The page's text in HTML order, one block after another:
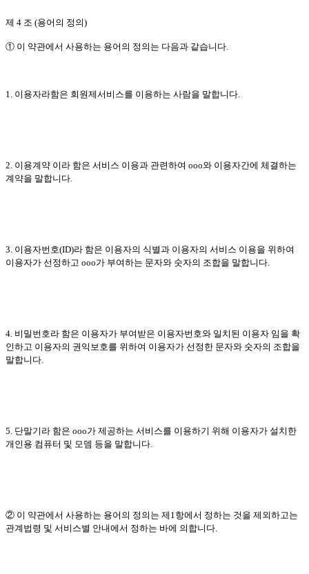
제 4 조 (용어의 정의)
① 이 약관에서 사용하는 용어의 정의는 다음과 같습니다.
1. 이용자라함은 회원제서비스를 이용하는 사람을 말합니다.
2. 이용계약 이라 함은 서비스 이용과 관련하여 ooo와 이용자간에 체결하는
계약을 말합니다.
3. 이용자번호(ID)라 함은 이용자의 식별과 이용자의 서비스 이용을 위하여
이용자가 선정하고 ooo가 부여하는 문자와 숫자의 조합을 말합니다.
4. 비밀번호라 함은 이용자가 부여받은 이용자번호와 일치된 이용자 임을 확
인하고 이용자의 권익보호를 위하여 이용자가 선정한 문자와 숫자의 조합을
말합니다.
5. 단말기라 함은 ooo가 제공하는 서비스를 이용하기 위해 이용자가 설치한
개인용 컴퓨터 및 모뎀 등을 말합니다.
② 이 약관에서 사용하는 용어의 정의는 제1항에서 정하는 것을 제외하고는
관계법령 및 서비스별 안내에서 정하는 바에 의합니다.